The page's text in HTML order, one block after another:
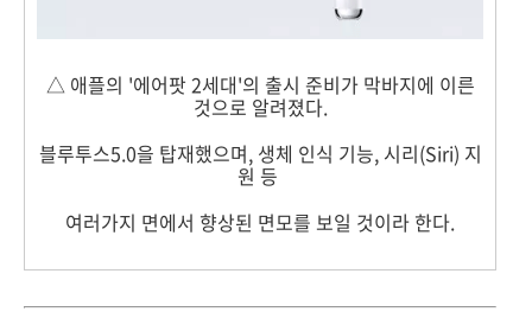
△ 애플의 '에어팟 2세대'의 출시 준비가 막바지에 이른
것으로 알려졌다.
블루투스5.0을 탑재했으며, 생체 인식 기능, 시리(Siri) 지
원 등
여러가지 면에서 향상된 면모를 보일 것이라 한다.